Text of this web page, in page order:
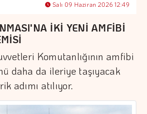
Salı 09 Haziran 2026 12:49
İKİ YENİ AMFİBİ
Komutanlığının amfibi
daha da ileriye taşıyacak
adımı atılıyor.